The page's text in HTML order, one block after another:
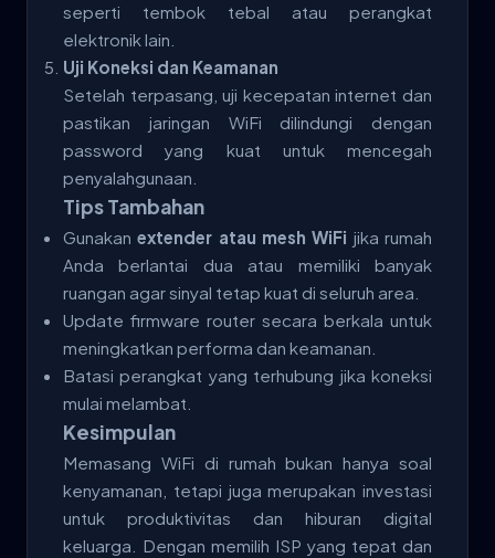
seperti tembok tebal atau perangkat
elektronik lain.
Uji Koneksi dan Keamanan
Setelah terpasang, uji kecepatan internet dan
pastikan jaringan WiFi dilindungi dengan
password yang kuat untuk mencegah
penyalahgunaan.
Tips Tambahan
Gunakanextender atau mesh WiFi jika rumah
Anda berlantai dua atau memiliki banyak
ruangan agar sinyal tetap kuat di seluruh area.
Update firmware router secara berkala untuk
meningkatkan performa dan keamanan.
Batasi perangkat yang terhubung jika koneksi
mulai melambat.
Kesimpulan
Memasang WiFi di rumah bukan hanya soal
kenyamanan, tetapi juga merupakan investasi
untuk produktivitas dan hiburan digital
keluarga. Dengan memilih ISP yang tepat dan